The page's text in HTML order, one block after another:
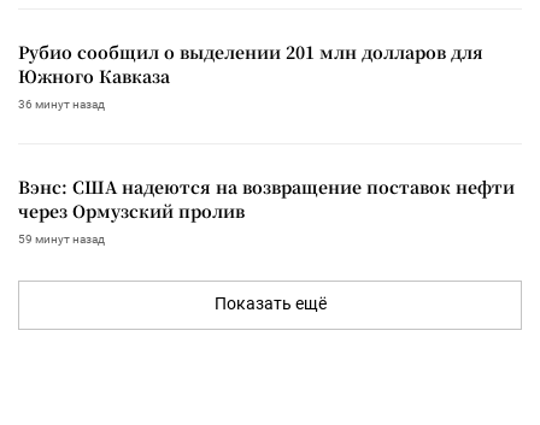
Рубио сообщил о выделении 201 млн долларов для
Южного Кавказа
36 минут назад
Вэнс: США надеются на возвращение поставок нефти
через Ормузский пролив
59 минут назад
Показать ещё